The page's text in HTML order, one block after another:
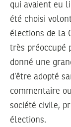
qui avaient eu
été choisi
élections de la
très préoccupé
donné une
d’être adopté
commentaire
société civile,
élections.